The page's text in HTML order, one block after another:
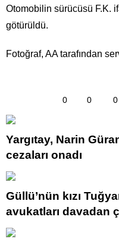
Otomobilin sürücüsü F.K.
götürüldü.
Fotoğraf, AA tarafından
0 0 0
Yargıtay, Narin
cezaları onadı
Güllü’nün kızı
avukatları davadan